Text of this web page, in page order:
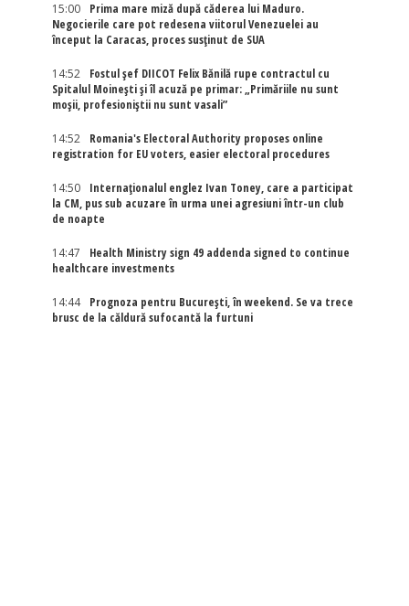
15:00
Prima mare miză după căderea lui Maduro.
Negocierile care pot redesena viitorul Venezuelei au
început la Caracas, proces susținut de SUA
14:52
Fostul șef DIICOT Felix Bănilă rupe contractul cu
Spitalul Moinești și îl acuză pe primar: „Primăriile nu sunt
moșii, profesioniștii nu sunt vasali”
14:52
Romania's Electoral Authority proposes online
registration for EU voters, easier electoral procedures
14:50
Internaţionalul englez Ivan Toney, care a participat
la CM, pus sub acuzare în urma unei agresiuni într-un club
de noapte
14:47
Health Ministry sign 49 addenda signed to continue
healthcare investments
14:44
Prognoza pentru București, în weekend. Se va trece
brusc de la căldură sufocantă la furtuni